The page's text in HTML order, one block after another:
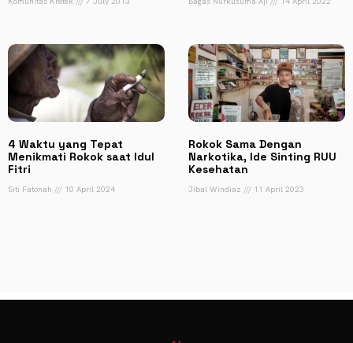
4 Waktu yang Tepat
Menikmati Rokok saat Idul
Fitri
Siti Fatonah 10 April 2024
Rokok Sama Dengan
Narkotika, Ide Sinting RUU
Kesehatan
Jibal Windiaz 11 April 2023